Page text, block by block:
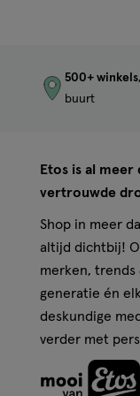
500+ winkels
buurt
Etos is al meer
vertrouwde
Shop in meer
altijd dichtbij!
merken, trends
generatie én
deskundige
verder met